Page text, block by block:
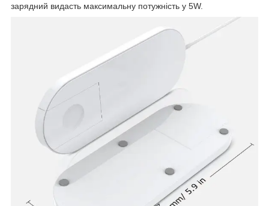
зарядний видасть максимальну потужність у 5W.